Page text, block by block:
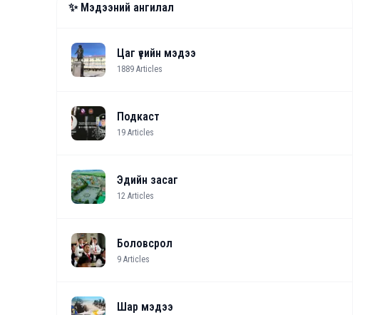
✨ Мэдээний ангилал
Цаг үеийн мэдээ
1889 Articles
Подкаст
19 Articles
Эдийн засаг
12 Articles
Боловсрол
9 Articles
Шар мэдээ